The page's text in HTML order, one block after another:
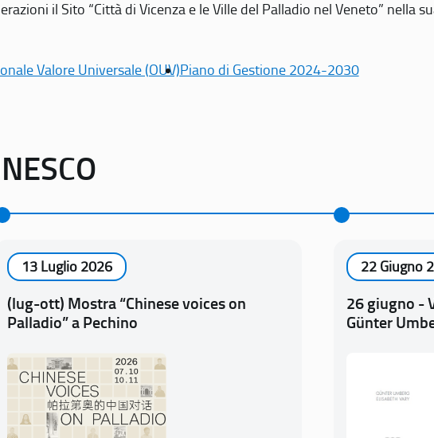
il Sito “Città di Vicenza e le Ville del Palladio nel Veneto” nella
Valore Universale (OUV)Piano di Gestione 2024-2030
13 Luglio 2026
(lug-ott) Mostra “Chinese voices on
Palladio” a Pechino
22 Giugno
26 giugno -
Günter